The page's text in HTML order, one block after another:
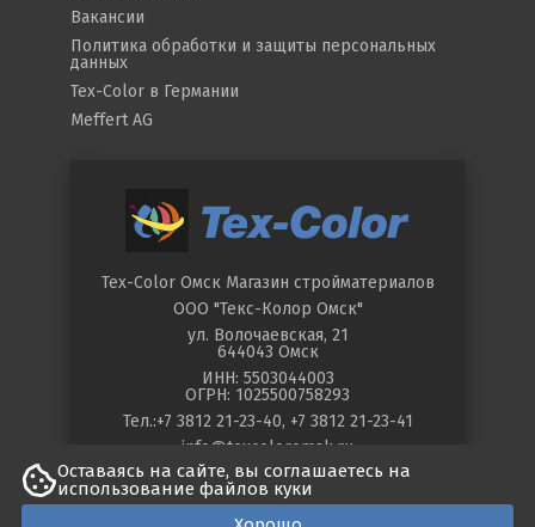
Вакансии
Политика обработки и защиты персональных
данных
Tex-Color в Германии
Meffert AG
Tex-Color ОмскМагазин стройматериалов
ООО "Текс-Колор Омск"
ул. Волочаевская, 21
644043 Омск
ИНН: 5503044003
ОГРН: 1025500758293
Тел.:+7 3812 21-23-40, +7 3812 21-23-41
info@texcoloromsk.ru
Оставаясь на сайте, вы соглашаетесь на
использование файлов куки